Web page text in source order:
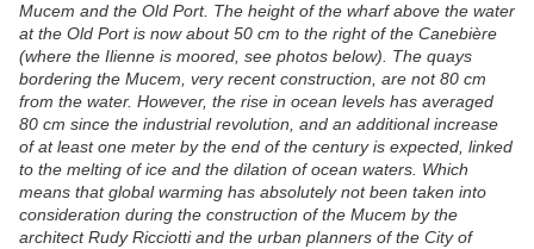
Mucem and the Old Port. The height of the wharf above the water
at the Old Port is now about 50 cm to the right of the Canebière
(where the Ilienne is moored, see photos below). The quays
bordering the Mucem, very recent construction, are not 80 cm
from the water. However, the rise in ocean levels has averaged
80 cm since the industrial revolution, and an additional increase
of at least one meter by the end of the century is expected, linked
to the melting of ice and the dilation of ocean waters. Which
means that global warming has absolutely not been taken into
consideration during the construction of the Mucem by the
architect Rudy Ricciotti and the urban planners of the City of